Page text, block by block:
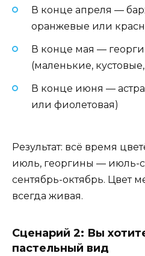
В конце апреля —
оранжевые или
В конце мая —
(маленькие,
В конце июня —
или фиолетовая)
Результат: всё время
июль, георгины — июль-
сентябрь-октябрь. Цвет
всегда живая.
Сценарий 2: Вы
пастельный вид